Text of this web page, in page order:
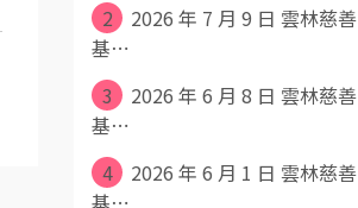
2
2026 年 7 月 9 日 雲林慈善
基⋯
3
2026 年 6 月 8 日 雲林慈善
基⋯
4
2026 年 6 月 1 日 雲林慈善
基⋯